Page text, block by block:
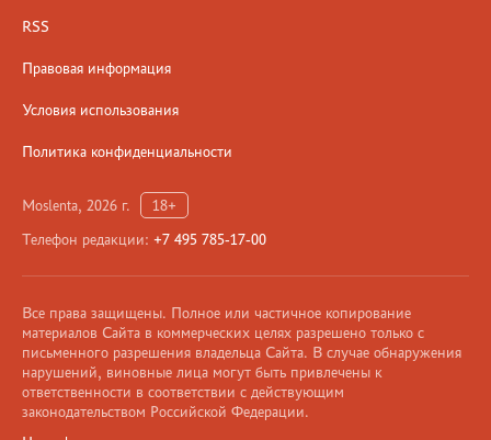
RSS
Правовая информация
Условия использования
Политика конфиденциальности
Moslenta, 2026 г.
18+
Телефон редакции: +7 495 785-17-00
Все права защищены. Полное или частичное копирование
материалов Сайта в коммерческих целях разрешено только с
письменного разрешения владельца Сайта. В случае обнаружения
нарушений, виновные лица могут быть привлечены к
ответственности в соответствии с действующим
законодательством Российской Федерации.